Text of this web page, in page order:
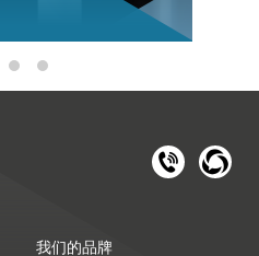
181 1126
028-
我们的品牌